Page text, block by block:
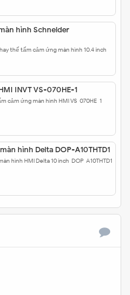
hình Schneider
thế tấm cảm ứng màn hình 10.4 inch
INVT VS-070HE-1
cảm ứng màn hình HMI VS-070HE-1
hình Delta DOP-A10THTD1
hình HMI Delta 10 inch DOP-A10THTD1